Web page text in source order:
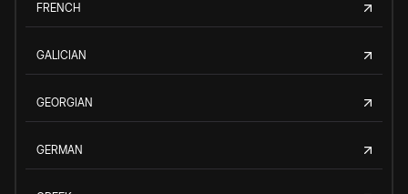
FRENCH
GALICIAN
GEORGIAN
GERMAN